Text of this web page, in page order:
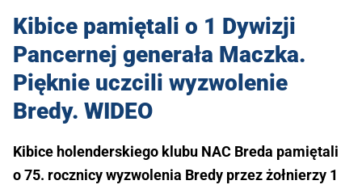
Kibice pamiętali o 1 Dywizji
Pancernej generała Maczka.
Pięknie uczcili wyzwolenie
Bredy. WIDEO
Kibice holenderskiego klubu NAC Breda pamiętali
o 75. rocznicy wyzwolenia Bredy przez żołnierzy 1